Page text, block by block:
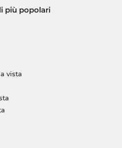
più popolari
vista